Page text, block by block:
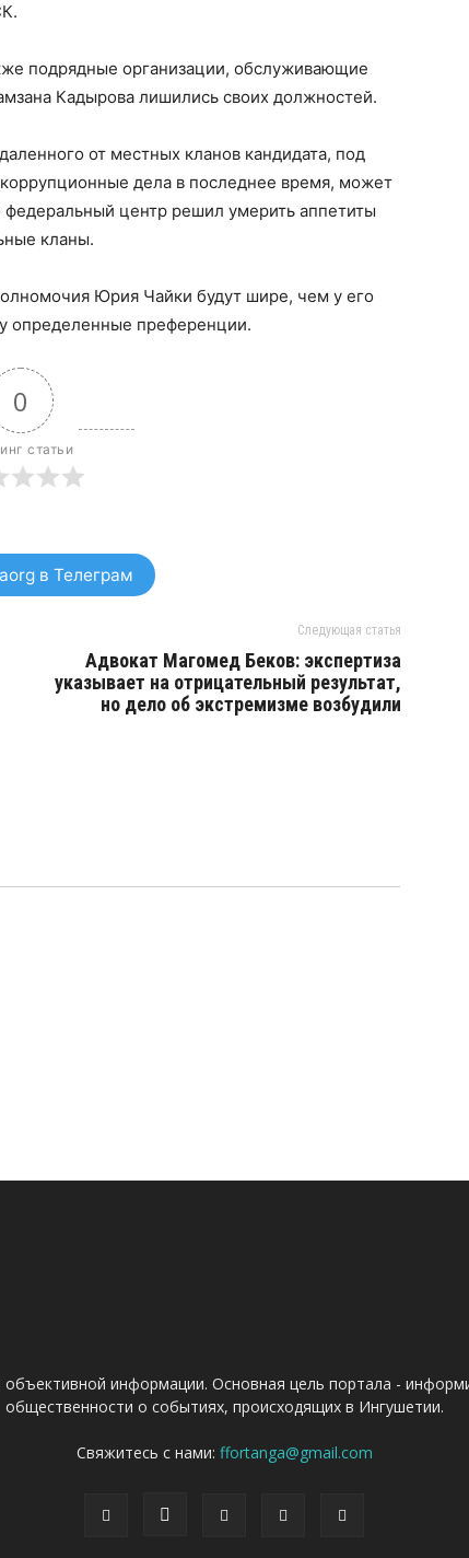
подрядные организации, обслуживающие
Кадырова лишились своих должностей.
от местных кланов кандидата, под
дела в последнее время, может
центр решил умерить аппетиты
кланы.
Юрия Чайки будут шире, чем у его
определенные преференции.
0
статьи
в Телеграм
Следующая статья
Адвокат Магомед Беков: экспертиза
указывает на отрицательный результат,
но дело об экстремизме возбудили
объективной информации. Основная цель портала -
общественности о событиях, происходящих в Ингушетии.
Свяжитесь с нами: ffortanga@gmail.com